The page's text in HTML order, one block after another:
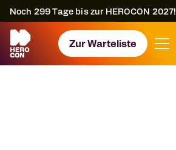
Noch 299Tage bis zur HEROCON 2027!
Zur Warteliste